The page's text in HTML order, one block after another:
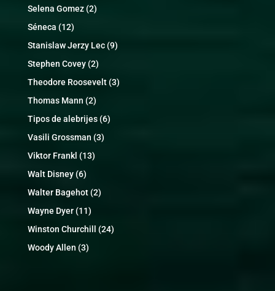
Selena Gomez(2)
Séneca (12)
Stanislaw Jerzy Lec(9)
Stephen Covey(2)
Theodore Roosevelt(3)
Thomas Mann (2)
Tipos de alebrijes(6)
Vasili Grossman (3)
Viktor Frankl (13)
Walt Disney(6)
Walter Bagehot(2)
Wayne Dyer(11)
Winston Churchill
(24)
Woody Allen (3)